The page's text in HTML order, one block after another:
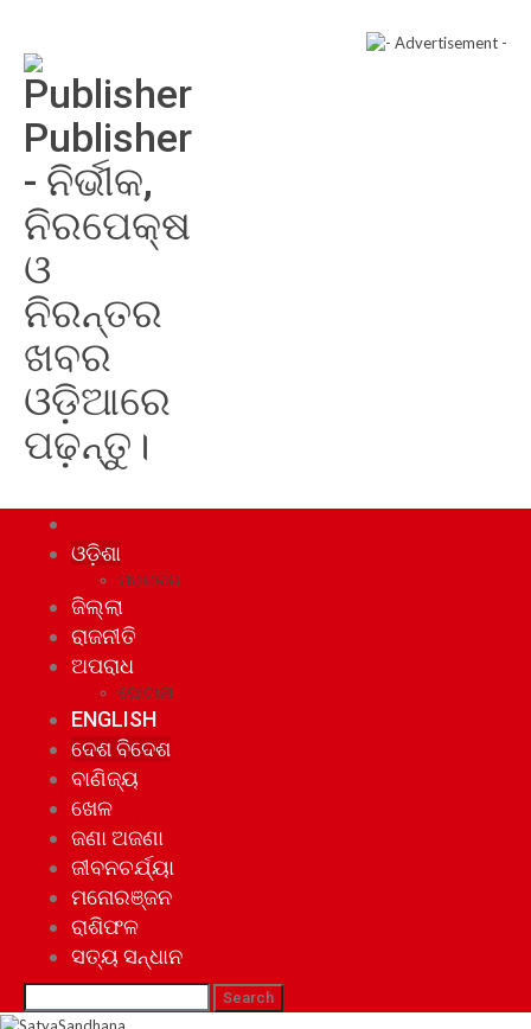
Publisher
- ନିର୍ଭୀକ,
ନିରପେକ୍ଷ
ଓ
ନିରନ୍ତର
ଖବର
ଓଡ଼ିଆରେ
ପଢ଼ନ୍ତୁ।
ଓଡ଼ିଶା
ମହାନଗର
ଜିଲ୍ଲା
ରାଜନୀତି
ଅପରାଧ
ଘୋଟାଲା
ENGLISH
ଦେଶ ବିଦେଶ
ବାଣିଜ୍ୟ
ଖେଳ
ଜଣା ଅଜଣା
ଜୀବନଚର୍ଯ୍ୟା
ମନୋରଞ୍ଜନ
ରାଶିଫଳ
ସତ୍ୟ ସନ୍ଧାନ